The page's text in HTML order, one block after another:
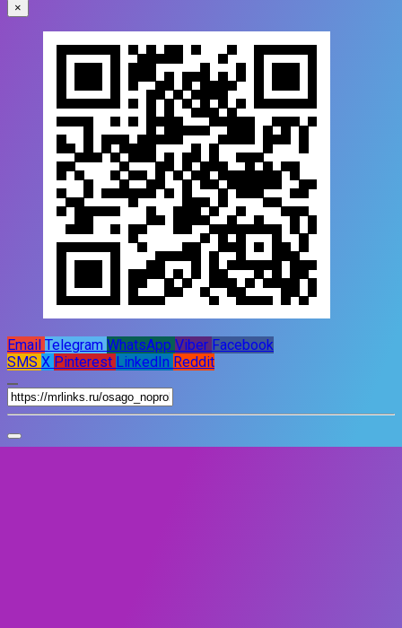
×
Email Telegram WhatsApp Viber Facebook
SMS X Pinterest LinkedIn Reddit